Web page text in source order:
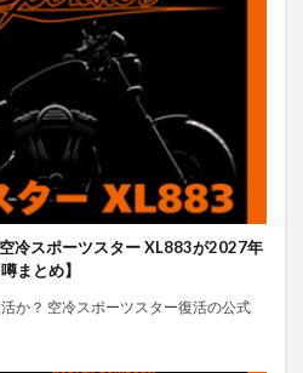
冷スポーツスター XL883が2027年
まとめ】
か？ 空冷スポーツスター復活の公式